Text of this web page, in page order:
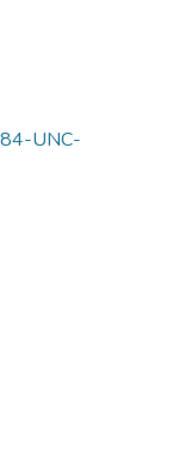
UNC-